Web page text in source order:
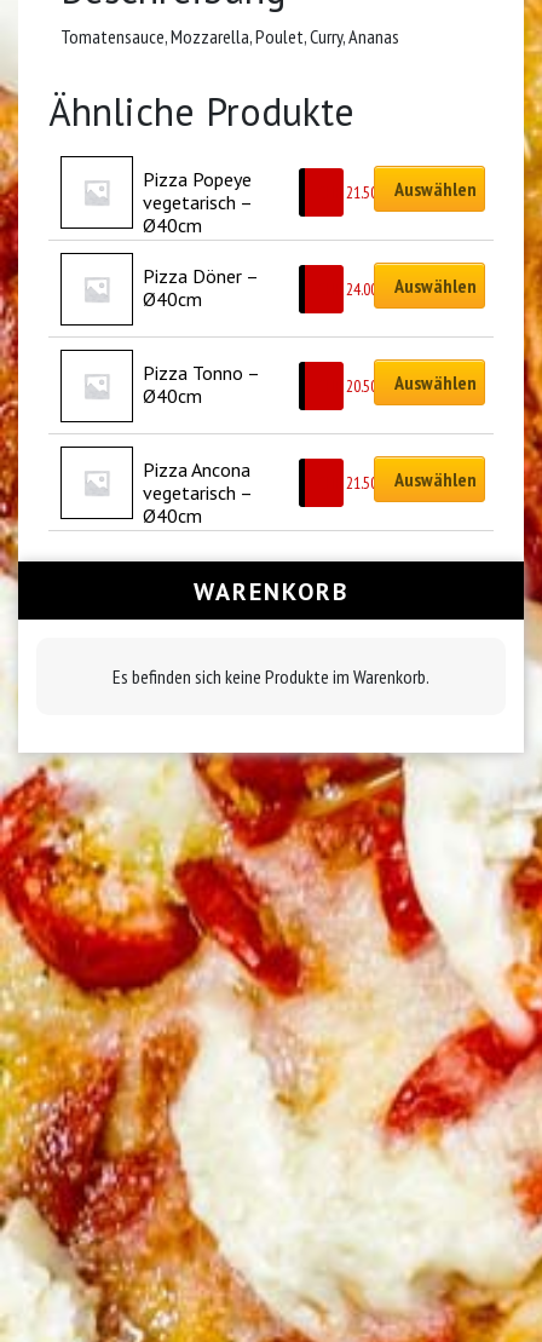
Tomatensauce, Mozzarella, Poulet, Curry, Ananas
Ähnliche Produkte
Pizza Popeye
vegetarisch –
Ø40cm
21.50 Auswählen
Pizza Döner –
Ø40cm
24.00 Auswählen
Pizza Tonno –
Ø40cm
20.50 Auswählen
Pizza Ancona
vegetarisch –
Ø40cm
21.50 Auswählen
WARENKORB
Es befinden sich keine Produkte im Warenkorb.